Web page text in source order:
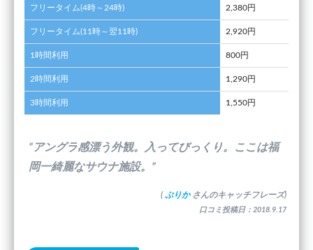
フリータイム(4時～24時) 2,380円
フリータイム(11時～翌11時) 2,920円
1時間利用 800円
2時間利用 1,290円
3時間利用 1,550円
”アングラ感漂う外観。入ってびっくり。ここは福
岡一綺麗なサウナ施設。”
( ぷりか さんのキャッチフレーズ)
口コミ投稿日：2018.9.17